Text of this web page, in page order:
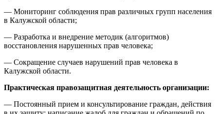
— Мониторинг соблюдения прав различных групп населения
в Калужской области;
— Разработка и внедрение методик (алгоритмов)
восстановления нарушенных прав человека;
— Сокращение случаев нарушений прав человека в
Калужской области.
Практическая правозащитная деятельность организации:
— Постоянный прием и консультирование граждан, действия